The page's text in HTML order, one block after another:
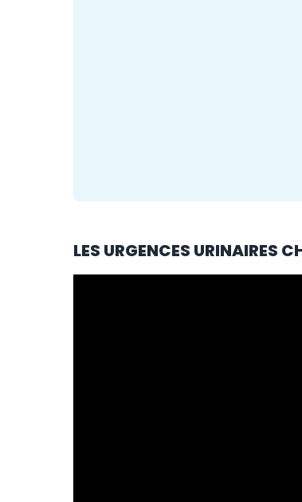
LES URGENCES URINAIRES